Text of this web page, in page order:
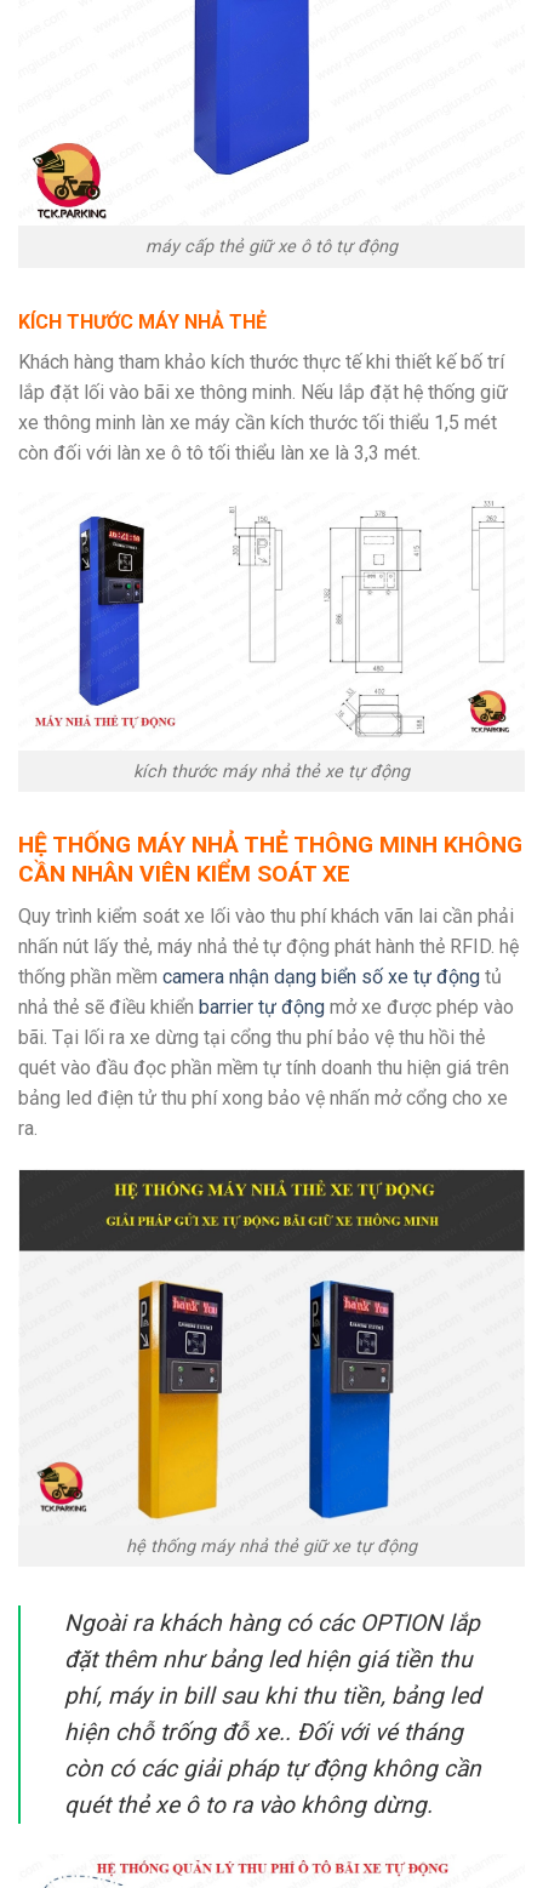
máy cấp thẻ giữ xe ô tô tự động
KÍCH THƯỚC MÁY NHẢ THẺ
Khách hàng tham khảo kích thước thực tế khi thiết kế bố trí
lắp đặt lối vào bãi xe thông minh. Nếu lắp đặt hệ thống giữ
xe thông minh làn xe máy cần kích thước tối thiểu 1,5 mét
còn đối với làn xe ô tô tối thiểu làn xe là 3,3 mét.
kích thước máy nhả thẻ xe tự động
HỆ THỐNG MÁY NHẢ THẺ THÔNG MINH KHÔNG
CẦN NHÂN VIÊN KIỂM SOÁT XE
Quy trình kiểm soát xe lối vào thu phí khách vãn lai cần phải
nhấn nút lấy thẻ, máy nhả thẻ tự động phát hành thẻ RFID. hệ
thống phần mềm camera nhận dạng biển số xe tự động tủ
nhả thẻ sẽ điều khiển barrier tự động mở xe được phép vào
bãi. Tại lối ra xe dừng tại cổng thu phí bảo vệ thu hồi thẻ
quét vào đầu đọc phần mềm tự tính doanh thu hiện giá trên
bảng led điện tử thu phí xong bảo vệ nhấn mở cổng cho xe
ra.
hệ thống máy nhả thẻ giữ xe tự động
Ngoài ra khách hàng có các OPTION lắp
đặt thêm như bảng led hiện giá tiền thu
phí, máy in bill sau khi thu tiền, bảng led
hiện chỗ trống đỗ xe.. Đối với vé tháng
còn có các giải pháp tự động không cần
quét thẻ xe ô to ra vào không dừng.